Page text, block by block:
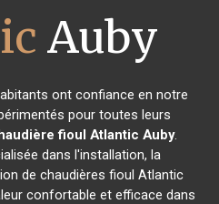
Auby
ont confiance en notre
pour toutes leurs
fioul Atlantic Auby.
dans l'installation, la
de chaudières fioul Atlantic
confortable et efficace dans